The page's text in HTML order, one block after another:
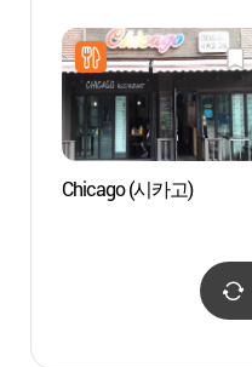
Chicago (시카고)